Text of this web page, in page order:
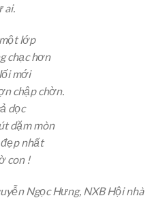
ai.
lớp
chạc hơn
mới
chập chờn.
dọc
dặm mòn
nhất
con !
Ngọc Hưng, NXB Hội nhà